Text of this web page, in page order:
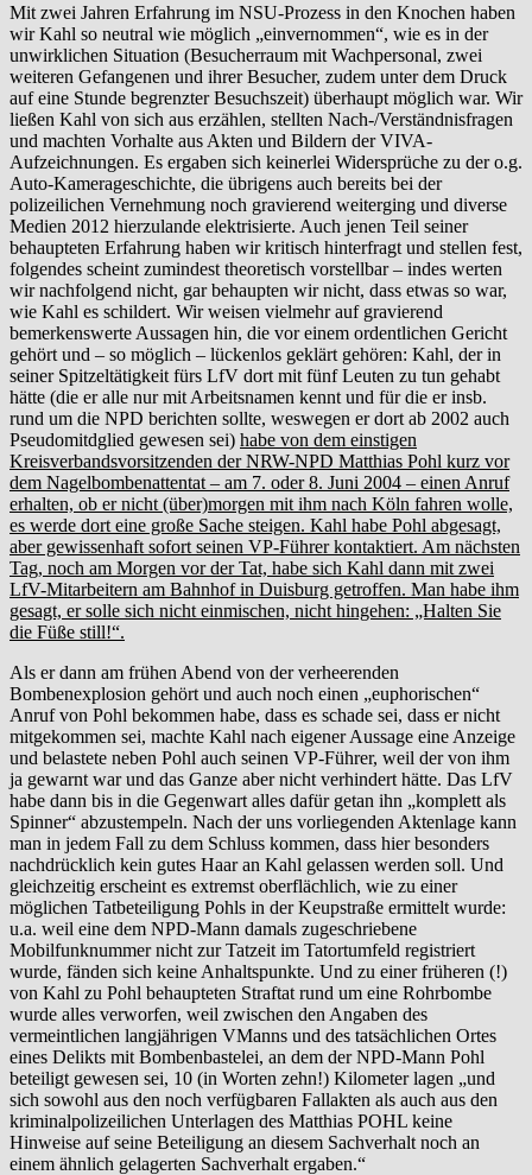
Mit zwei Jahren Erfahrung im NSU-Prozess in den Knochen haben
wir Kahl so neutral wie möglich „einvernommen“, wie es in der
unwirklichen Situation (Besucherraum mit Wachpersonal, zwei
weiteren Gefangenen und ihrer Besucher, zudem unter dem Druck
auf eine Stunde begrenzter Besuchszeit) überhaupt möglich war. Wir
ließen Kahl von sich aus erzählen, stellten Nach-/Verständnisfragen
und machten Vorhalte aus Akten und Bildern der VIVA-
Aufzeichnungen. Es ergaben sich keinerlei Widersprüche zu der o.g.
Auto-Kamerageschichte, die übrigens auch bereits bei der
polizeilichen Vernehmung noch gravierend weiterging und diverse
Medien 2012 hierzulande elektrisierte. Auch jenen Teil seiner
behaupteten Erfahrung haben wir kritisch hinterfragt und stellen fest,
folgendes scheint zumindest theoretisch vorstellbar – indes werten
wir nachfolgend nicht, gar behaupten wir nicht, dass etwas so war,
wie Kahl es schildert. Wir weisen vielmehr auf gravierend
bemerkenswerte Aussagen hin, die vor einem ordentlichen Gericht
gehört und – so möglich – lückenlos geklärt gehören: Kahl, der in
seiner Spitzeltätigkeit fürs LfV dort mit fünf Leuten zu tun gehabt
hätte (die er alle nur mit Arbeitsnamen kennt und für die er insb.
rund um die NPD berichten sollte, weswegen er dort ab 2002 auch
Pseudomitdglied gewesen sei) habe von dem einstigen
Kreisverbandsvorsitzenden der NRW-NPD Matthias Pohl kurz vor
dem Nagelbombenattentat – am 7. oder 8. Juni 2004 – einen Anruf
erhalten, ob er nicht (über)morgen mit ihm nach Köln fahren wolle,
es werde dort eine große Sache steigen. Kahl habe Pohl abgesagt,
aber gewissenhaft sofort seinen VP-Führer kontaktiert. Am nächsten
Tag, noch am Morgen vor der Tat, habe sich Kahl dann mit zwei
LfV-Mitarbeitern am Bahnhof in Duisburg getroffen. Man habe ihm
gesagt, er solle sich nicht einmischen, nicht hingehen: „Halten Sie
die Füße still!“.
Als er dann am frühen Abend von der verheerenden
Bombenexplosion gehört und auch noch einen „euphorischen“
Anruf von Pohl bekommen habe, dass es schade sei, dass er nicht
mitgekommen sei, machte Kahl nach eigener Aussage eine Anzeige
und belastete neben Pohl auch seinen VP-Führer, weil der von ihm
ja gewarnt war und das Ganze aber nicht verhindert hätte. Das LfV
habe dann bis in die Gegenwart alles dafür getan ihn „komplett als
Spinner“ abzustempeln. Nach der uns vorliegenden Aktenlage kann
man in jedem Fall zu dem Schluss kommen, dass hier besonders
nachdrücklich kein gutes Haar an Kahl gelassen werden soll. Und
gleichzeitig erscheint es extremst oberflächlich, wie zu einer
möglichen Tatbeteiligung Pohls in der Keupstraße ermittelt wurde:
u.a. weil eine dem NPD-Mann damals zugeschriebene
Mobilfunknummer nicht zur Tatzeit im Tatortumfeld registriert
wurde, fänden sich keine Anhaltspunkte. Und zu einer früheren (!)
von Kahl zu Pohl behaupteten Straftat rund um eine Rohrbombe
wurde alles verworfen, weil zwischen den Angaben des
vermeintlichen langjährigen VManns und des tatsächlichen Ortes
eines Delikts mit Bombenbastelei, an dem der NPD-Mann Pohl
beteiligt gewesen sei, 10 (in Worten zehn!) Kilometer lagen „und
sich sowohl aus den noch verfügbaren Fallakten als auch aus den
kriminalpolizeilichen Unterlagen des Matthias POHL keine
Hinweise auf seine Beteiligung an diesem Sachverhalt noch an
einem ähnlich gelagerten Sachverhalt ergaben.“